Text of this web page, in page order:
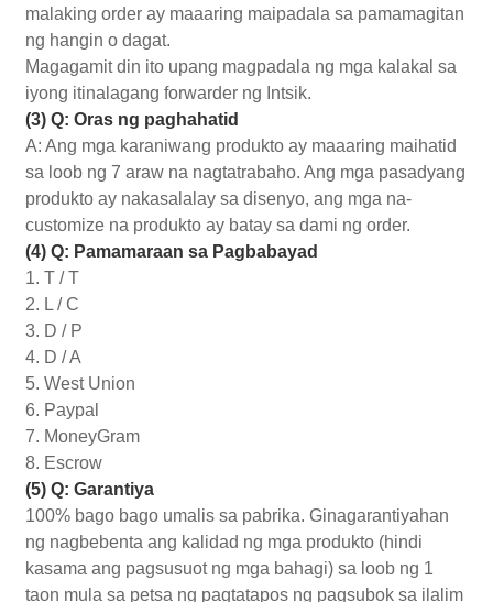
malaking order ay maaaring maipadala sa pamamagitan
ng hangin o dagat.
Magagamit din ito upang magpadala ng mga kalakal sa
iyong itinalagang forwarder ng Intsik.
(3) Q: Oras ng paghahatid
A: Ang mga karaniwang produkto ay maaaring maihatid
sa loob ng 7 araw na nagtatrabaho. Ang mga pasadyang
produkto ay nakasalalay sa disenyo, ang mga na-
customize na produkto ay batay sa dami ng order.
(4) Q: Pamamaraan sa Pagbabayad
1. T / T
2. L / C
3. D / P
4. D / A
5. West Union
6. Paypal
7. MoneyGram
8. Escrow
(5) Q: Garantiya
100% bago bago umalis sa pabrika. Ginagarantiyahan
ng nagbebenta ang kalidad ng mga produkto (hindi
kasama ang pagsusuot ng mga bahagi) sa loob ng 1
taon mula sa petsa ng pagtatapos ng pagsubok sa ilalim